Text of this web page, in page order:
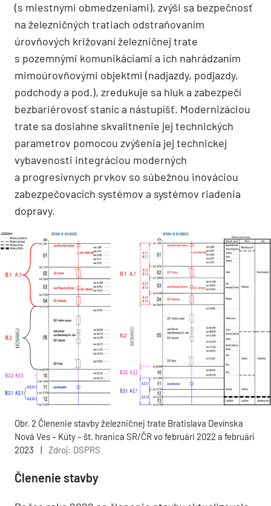
(s miestnymi obmedzeniami), zvýši sa bezpečnosť
na železničných tratiach odstraňovaním
úrovňových križovaní železničnej trate
s pozemnými komunikáciami a ich nahrádzaním
mimoúrovňovými objektmi (nadjazdy, podjazdy,
podchody a pod.), zredukuje sa hluk a zabezpečí
bezbariérovosť staníc a nástupíšť. Modernizáciou
trate sa dosiahne skvalitnenie jej technických
parametrov pomocou zvýšenia jej technickej
vybavenosti integráciou moderných
a progresívnych prvkov so súbežnou inováciou
zabezpečovacích systémov a systémov riadenia
dopravy.
Obr. 2 Členenie stavby železničnej trate Bratislava Devínska
Nová Ves – Kúty – št. hranica SR/ČR vo februári 2022 a februári
2023
| Zdroj: DSPRS
Členenie stavby